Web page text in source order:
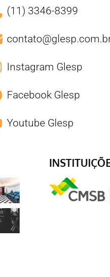
(11) 3346-8399
Instagram Glesp
Facebook Glesp
Youtube Glesp